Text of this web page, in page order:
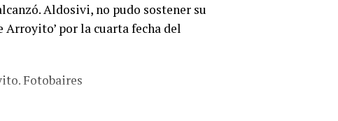
Aldosivi, no pudo sostener su
Arroyito’ por la cuarta fecha del
Fotobaires